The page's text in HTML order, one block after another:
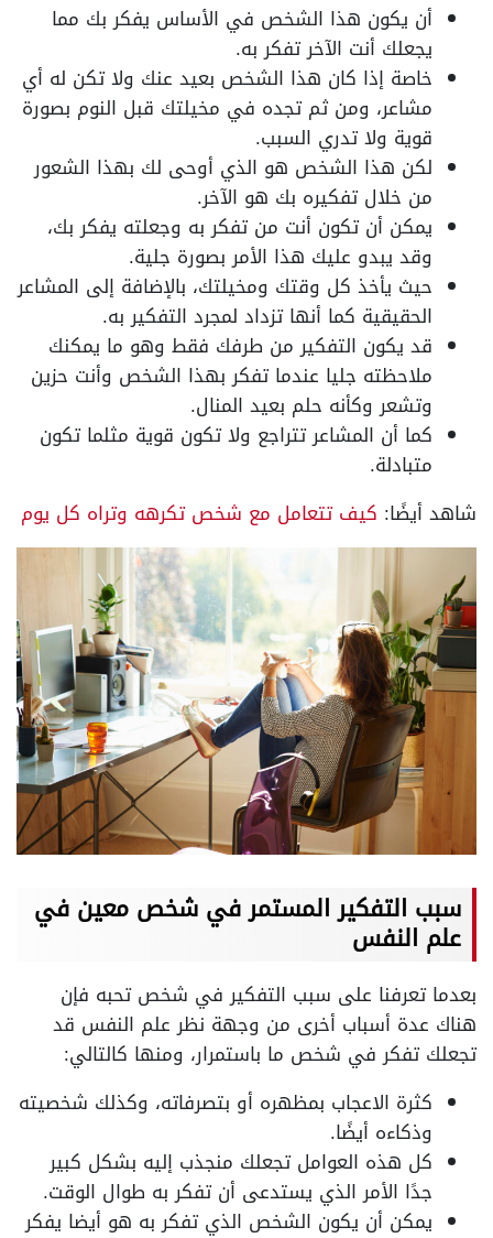
أن يكون هذا الشخص في الأساس يفكر بك مما
يجعلك أنت الآخر تفكر به.
خاصة إذا كان هذا الشخص بعيد عنك ولا تكن له أي
مشاعر، ومن ثم تجده في مخيلتك قبل النوم بصورة
قوية ولا تدري السبب.
لكن هذا الشخص هو الذي أوحى لك بهذا الشعور
من خلال تفكيره بك هو الآخر.
يمكن أن تكون أنت من تفكر به وجعلته يفكر بك،
وقد يبدو عليك هذا الأمر بصورة جلية.
حيث يأخذ كل وقتك ومخيلتك، بالإضافة إلى المشاعر
الحقيقية كما أنها تزداد لمجرد التفكير به.
قد يكون التفكير من طرفك فقط وهو ما يمكنك
ملاحظته جليا عندما تفكر بهذا الشخص وأنت حزين
وتشعر وكأنه حلم بعيد المنال.
كما أن المشاعر تتراجع ولا تكون قوية مثلما تكون
متبادلة.
شاهد أيضًا: كيف تتعامل مع شخص تكرهه وتراه كل يوم
سبب التفكير المستمر في شخص معين في
علم النفس
بعدما تعرفنا على سبب التفكير في شخص تحبه فإن
هناك عدة أسباب أخرى من وجهة نظر علم النفس قد
تجعلك تفكر في شخص ما باستمرار، ومنها كالتالي:
كثرة الاعجاب بمظهره أو بتصرفاته، وكذلك شخصيته
وذكاءه أيضًا.
كل هذه العوامل تجعلك منجذب إليه بشكل كبير
جدًا الأمر الذي يستدعى أن تفكر به طوال الوقت.
يمكن أن يكون الشخص الذي تفكر به هو أيضا يفكر